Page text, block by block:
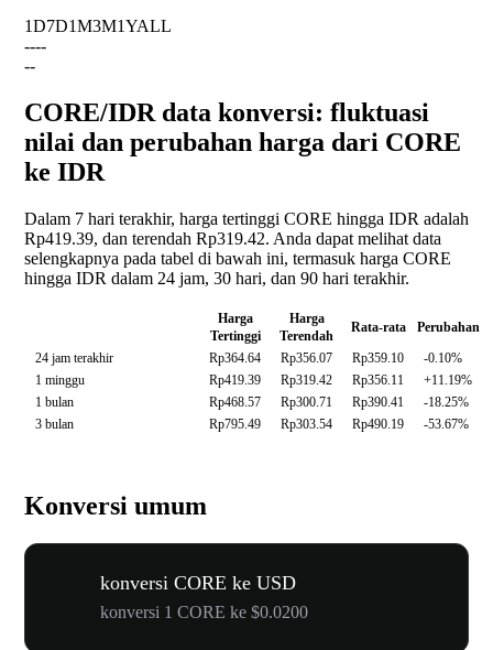
1D7D1M3M1YALL
----
--
CORE/IDR data konversi: fluktuasi
nilai dan perubahan harga dari CORE
ke IDR
Dalam 7 hari terakhir, harga tertinggi CORE hingga IDR adalah
Rp419.39, dan terendah Rp319.42. Anda dapat melihat data
selengkapnya pada tabel di bawah ini, termasuk harga CORE
hingga IDR dalam 24 jam, 30 hari, dan 90 hari terakhir.
Harga
Tertinggi
Harga
Terendah
Rata-rata
Perubahan
24 jam terakhir
Rp364.64 Rp356.07 Rp359.10
-0.10%
1 minggu
Rp419.39 Rp319.42 Rp356.11
+11.19%
1 bulan
Rp468.57 Rp300.71 Rp390.41
-18.25%
3 bulan
Rp795.49 Rp303.54 Rp490.19 -53.67%
Konversi umum
konversi CORE ke USD
konversi 1 CORE ke $0.0200